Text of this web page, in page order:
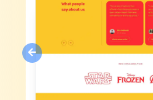
Previous